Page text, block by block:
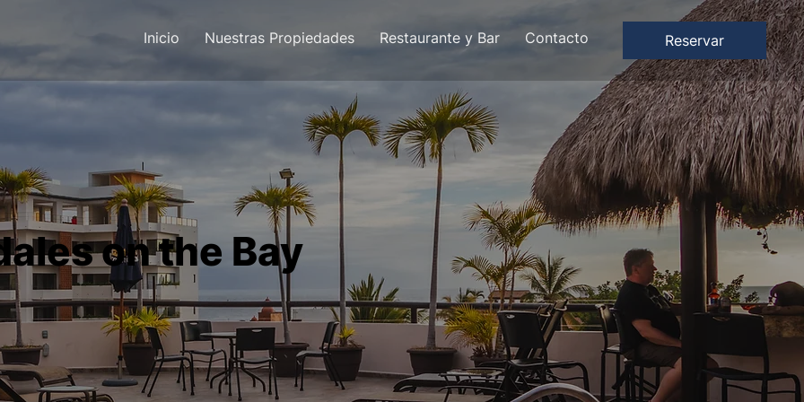
Inicio Nuestras Propiedades Restaurante y Bar Contacto Reservar
on the Bay